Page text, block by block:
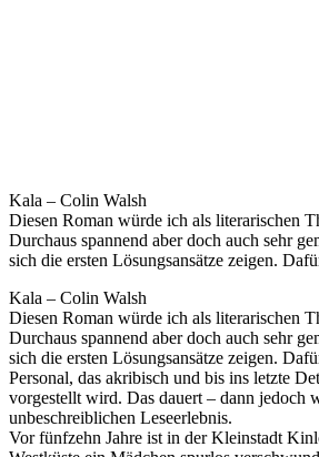
Kala – Colin Walsh
Diesen Roman würde ich als literarischen
Durchaus spannend aber doch auch sehr
sich die ersten Lösungsansätze zeigen.
Kala – Colin Walsh
Diesen Roman würde ich als literarischen
Durchaus spannend aber doch auch sehr
sich die ersten Lösungsansätze zeigen.
Personal, das akribisch und bis ins letzte
vorgestellt wird. Das dauert – dann jedoch
unbeschreiblichen Leseerlebnis.
Vor fünfzehn Jahre ist in der Kleinstadt